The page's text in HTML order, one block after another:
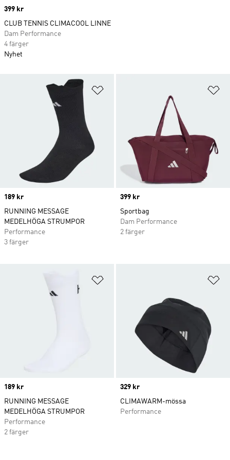
Price
189 kr
RUNNING MESSAGE
MEDELHÖGA STRUMPOR
Performance
3 färger
Price
399 kr
Sportbag
Dam Performance
2 färger
Price
189 kr
RUNNING MESSAGE
MEDELHÖGA STRUMPOR
Performance
2 färger
Price
329 kr
CLIMAWARM-mössa
Performance
Price
399 kr
CLUB TENNIS CLIMACOOL LINNE
Dam Performance
4 färger
Nyhet